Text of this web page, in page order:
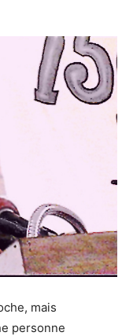
mais
personne